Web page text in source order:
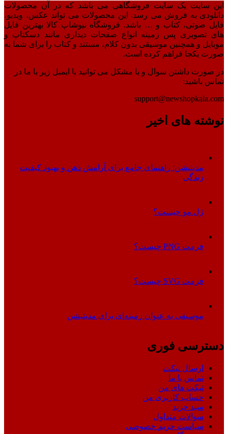
این سایت یک سایت فروشگاهی می باشد که در آن محصولات
دانلودی به فروش می رسد. این محصولات می تواند عکس، ویدیو،
فایل صوتی، کتاب و … باشد. فروشگاه نیوشاپ کالا بهترین فایل
های تصویری پس زمینه انواع صفحات دیداری مانند دسکتاپ و
موبایل و همچنین موسیقی بدون کلام، مستند و کتاب را برای شما به
صورت یکجا فراهم کرده است.
در صورت داشتن سوال و یا مشکل می توانید با ایمیل زیر با ما در
تماس باشید:
support@newshopkala.com
نوشته های اخیر
مدیتیشن: راهنمای جامع برای آرامش ذهن و بهبود کیفیت
زندگی
ژل مو چیست؟
فرمت PNG چیست؟
فرمت SVG چیست؟
موسیقی به عنوان زمینه‌ای برای مدیتیشن
دسترسی فوری
ارسال تیکت
تماس با ما
تیکت های من
حساب کاربری من
سبد خرید
سوالات متداول
سیاست حریم خصوصی